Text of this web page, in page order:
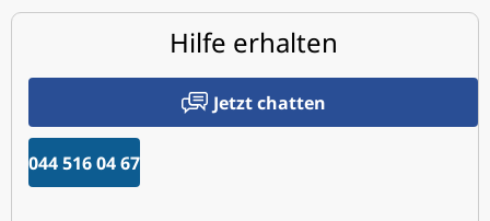
Hilfe erhalten
Jetzt chatten
044 516 04 67